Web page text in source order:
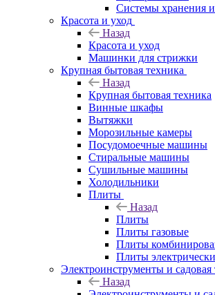
Системы хранения
Красота и уход
Назад
Красота и уход
Машинки для стрижки
Крупная бытовая техника
Назад
Крупная бытовая техника
Винные шкафы
Вытяжки
Морозильные камеры
Посудомоечные машины
Стиральные машины
Сушильные машины
Холодильники
Плиты
Назад
Плиты
Плиты газовые
Плиты
Плиты
Электроинструменты и садовая
Назад